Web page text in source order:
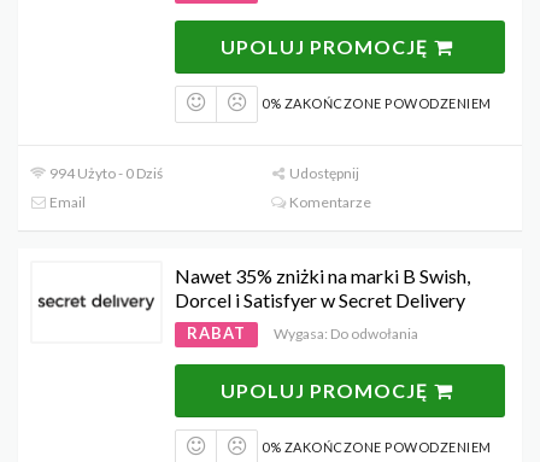
UPOLUJ PROMOCJĘ
0% ZAKOŃCZONE POWODZENIEM
994 Użyto - 0 Dziś
Udostępnij
Email
Komentarze
Nawet 35% zniżki na marki B Swish,
Dorcel i Satisfyer w Secret Delivery
RABAT Wygasa: Do odwołania
UPOLUJ PROMOCJĘ
0% ZAKOŃCZONE POWODZENIEM